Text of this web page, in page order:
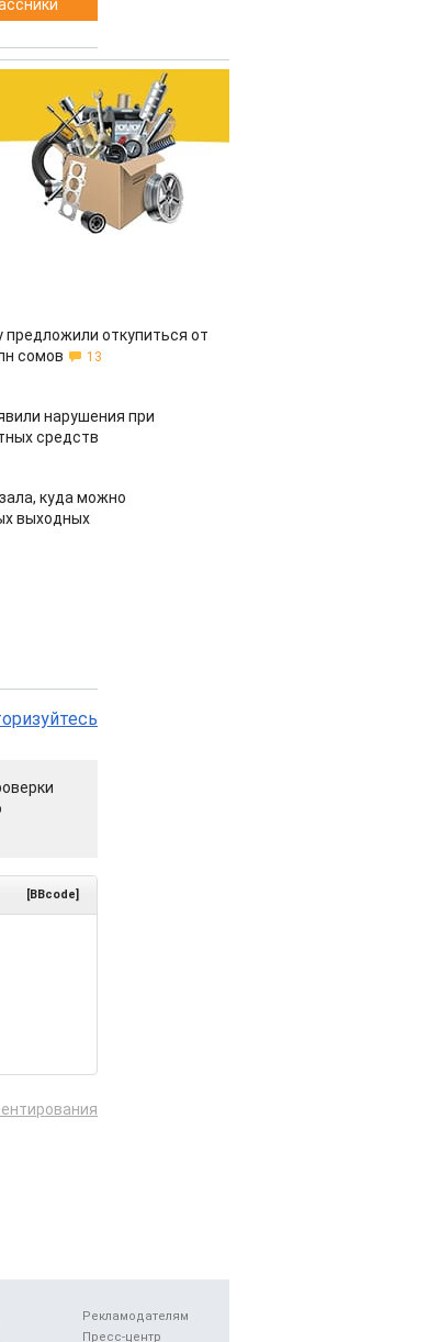
откупиться от
сомов
13
нарушения при
средств
куда можно
выходных
[BBcode]
Рекламодателям
Пресс-центр